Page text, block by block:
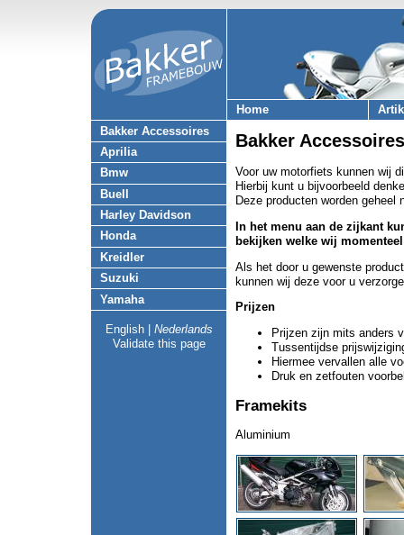
Home
Bakker Accessoires
Aprilia
Bmw
Buell
Harley Davidson
Honda
Kreidler
Suzuki
Yamaha
English| Nederlands
Validate this page
Bakker Accessoires
Voor uw motorfiets kunnen wij
Hierbij kunt u bijvoorbeeld
Deze producten worden
In het menu aan de zijkant
bekijken welke wij
Als het door u gewenste
kunnen wij deze voor u
Prijzen
Prijzen zijn mits anders
Tussentijdse
Hiermee vervallen alle
Druk en zetfouten
Framekits
Aluminium